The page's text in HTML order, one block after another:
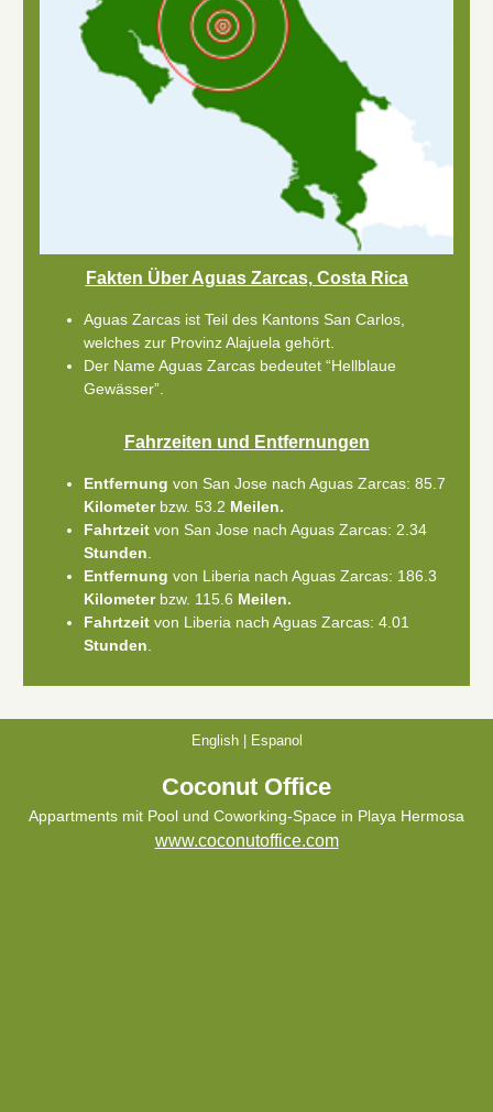
Fakten Über Aguas Zarcas, Costa Rica
Aguas Zarcas ist Teil des Kantons San Carlos,
welches zur Provinz Alajuela gehört.
Der Name Aguas Zarcas bedeutet “Hellblaue
Gewässer”.
Fahrzeiten und Entfernungen
Entfernung von San Jose nach Aguas Zarcas: 85.7
Kilometerbzw. 53.2 Meilen.
Fahrtzeit von San Jose nach Aguas Zarcas: 2.34
Stunden.
Entfernung von Liberia nach Aguas Zarcas: 186.3
Kilometerbzw. 115.6 Meilen.
Fahrtzeit von Liberia nach Aguas Zarcas: 4.01
Stunden.
English| Espanol
Coconut Office
Appartments mit Pool und Coworking-Space in Playa Hermosa
www.coconutoffice.com